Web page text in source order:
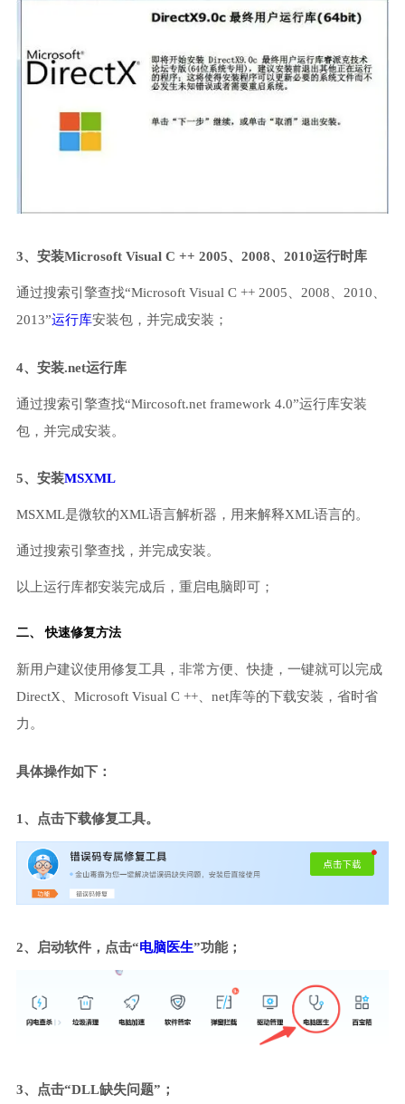
3、安装Microsoft Visual C ++ 2005、2008、2010运行时库
通过搜索引擎查找“Microsoft Visual C ++ 2005、2008、2010、
2013”运行库安装包，并完成安装；
4、安装.net运行库
通过搜索引擎查找“Mircosoft.net framework 4.0”运行库安装
包，并完成安装。
5、安装MSXML
MSXML是微软的XML语言解析器，用来解释XML语言的。
通过搜索引擎查找，并完成安装。
以上运行库都安装完成后，重启电脑即可；
二、 快速修复方法
新用户建议使用修复工具，非常方便、快捷，一键就可以完成
DirectX、Microsoft Visual C ++、net库等的下载安装，省时省
力。
具体操作如下：
1、点击下载修复工具。
2、启动软件，点击“电脑医生”功能；
3、点击“DLL缺失问题”；